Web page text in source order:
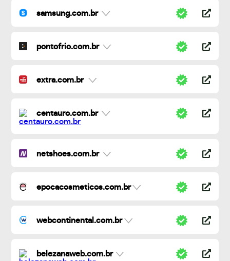
samsung.com.br
pontofrio.com.br
extra.com.br
centauro.com.br
netshoes.com.br
epocacosmeticos.com.br
webcontinental.com.br
belezanaweb.com.br